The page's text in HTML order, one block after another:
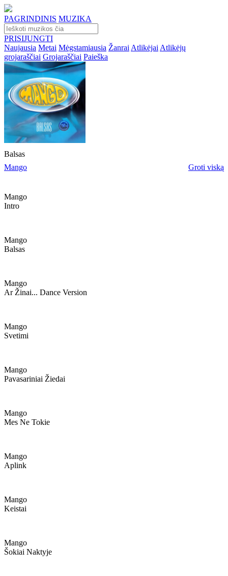
PAGRINDINIS MUZIKA
PRISIJUNGTI
Naujausia Metai Mėgstamiausia Žanrai Atlikėjai Atlikėjų
grojaraščiai Grojaraščiai Paieška
Balsas
Mango
Groti viską
Mango
Intro
Mango
Balsas
Mango
Ar Žinai... Dance Version
Mango
Svetimi
Mango
Pavasariniai Žiedai
Mango
Mes Ne Tokie
Mango
Aplink
Mango
Keistai
Mango
Šokiai Naktyje